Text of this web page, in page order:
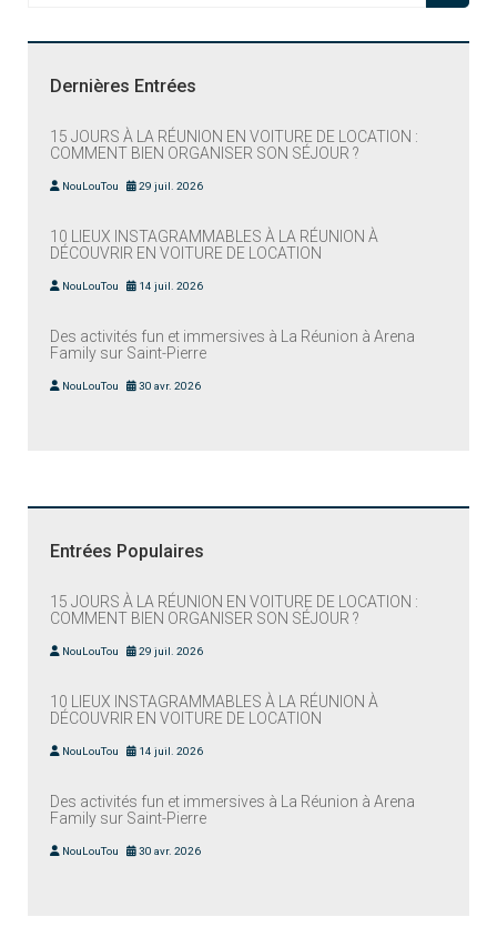
Dernières Entrées
15 JOURS À LA RÉUNION EN VOITURE DE LOCATION :
COMMENT BIEN ORGANISER SON SÉJOUR ?
NouLouTou 29 juil. 2026
10 LIEUX INSTAGRAMMABLES À LA RÉUNION À
DÉCOUVRIR EN VOITURE DE LOCATION
NouLouTou 14 juil. 2026
Des activités fun et immersives à La Réunion à Arena
Family sur Saint-Pierre
NouLouTou 30 avr. 2026
Entrées Populaires
15 JOURS À LA RÉUNION EN VOITURE DE LOCATION :
COMMENT BIEN ORGANISER SON SÉJOUR ?
NouLouTou 29 juil. 2026
10 LIEUX INSTAGRAMMABLES À LA RÉUNION À
DÉCOUVRIR EN VOITURE DE LOCATION
NouLouTou 14 juil. 2026
Des activités fun et immersives à La Réunion à Arena
Family sur Saint-Pierre
NouLouTou 30 avr. 2026